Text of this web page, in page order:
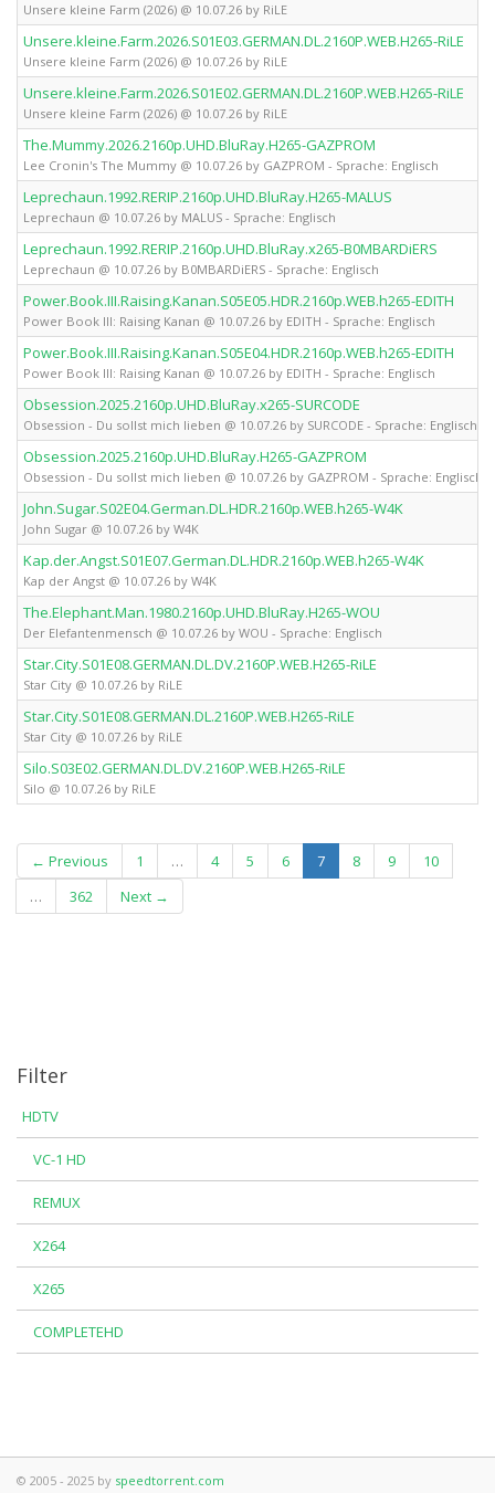
Unsere kleine Farm (2026) @ 10.07.26 by RiLE
Unsere.kleine.Farm.2026.S01E03.GERMAN.DL.2160P.WEB.H265-RiLE
Unsere kleine Farm (2026) @ 10.07.26 by RiLE
Unsere.kleine.Farm.2026.S01E02.GERMAN.DL.2160P.WEB.H265-RiLE
Unsere kleine Farm (2026) @ 10.07.26 by RiLE
The.Mummy.2026.2160p.UHD.BluRay.H265-GAZPROM
Lee Cronin's The Mummy @ 10.07.26 by GAZPROM - Sprache: Englisch
Leprechaun.1992.RERIP.2160p.UHD.BluRay.H265-MALUS
Leprechaun @ 10.07.26 by MALUS - Sprache: Englisch
Leprechaun.1992.RERIP.2160p.UHD.BluRay.x265-B0MBARDiERS
Leprechaun @ 10.07.26 by B0MBARDiERS - Sprache: Englisch
Power.Book.III.Raising.Kanan.S05E05.HDR.2160p.WEB.h265-EDITH
Power Book III: Raising Kanan @ 10.07.26 by EDITH - Sprache: Englisch
Power.Book.III.Raising.Kanan.S05E04.HDR.2160p.WEB.h265-EDITH
Power Book III: Raising Kanan @ 10.07.26 by EDITH - Sprache: Englisch
Obsession.2025.2160p.UHD.BluRay.x265-SURCODE
Obsession - Du sollst mich lieben @ 10.07.26 by SURCODE - Sprache: Englisch
Obsession.2025.2160p.UHD.BluRay.H265-GAZPROM
Obsession - Du sollst mich lieben @ 10.07.26 by GAZPROM - Sprache: Englisch
John.Sugar.S02E04.German.DL.HDR.2160p.WEB.h265-W4K
John Sugar @ 10.07.26 by W4K
Kap.der.Angst.S01E07.German.DL.HDR.2160p.WEB.h265-W4K
Kap der Angst @ 10.07.26 by W4K
The.Elephant.Man.1980.2160p.UHD.BluRay.H265-WOU
Der Elefantenmensch @ 10.07.26 by WOU - Sprache: Englisch
Star.City.S01E08.GERMAN.DL.DV.2160P.WEB.H265-RiLE
Star City @ 10.07.26 by RiLE
Star.City.S01E08.GERMAN.DL.2160P.WEB.H265-RiLE
Star City @ 10.07.26 by RiLE
Silo.S03E02.GERMAN.DL.DV.2160P.WEB.H265-RiLE
Silo @ 10.07.26 by RiLE
← Previous 1 … 4 5 6 7(current)
8 9
10
…
362 Next →
Filter
HDTV
VC-1 HD
REMUX
X264
X265
COMPLETEHD
© 2005 - 2025 by speedtorrent.com